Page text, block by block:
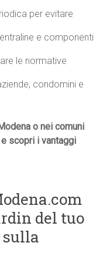
per evitare
e componenti
le normative
condomini e
o nei comuni
e scopri i vantaggi
del tuo
sulla